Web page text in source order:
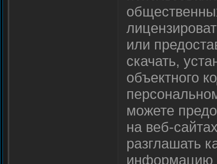
или
скачать,
объектного
можете
на веб-
разглашать
информацию